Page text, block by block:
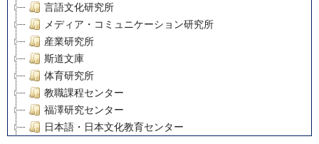
言語文化研究所
メディア・コミュニケーション研究所
産業研究所
斯道文庫
体育研究所
教職課程センター
福澤研究センター
日本語・日本文化教育センター